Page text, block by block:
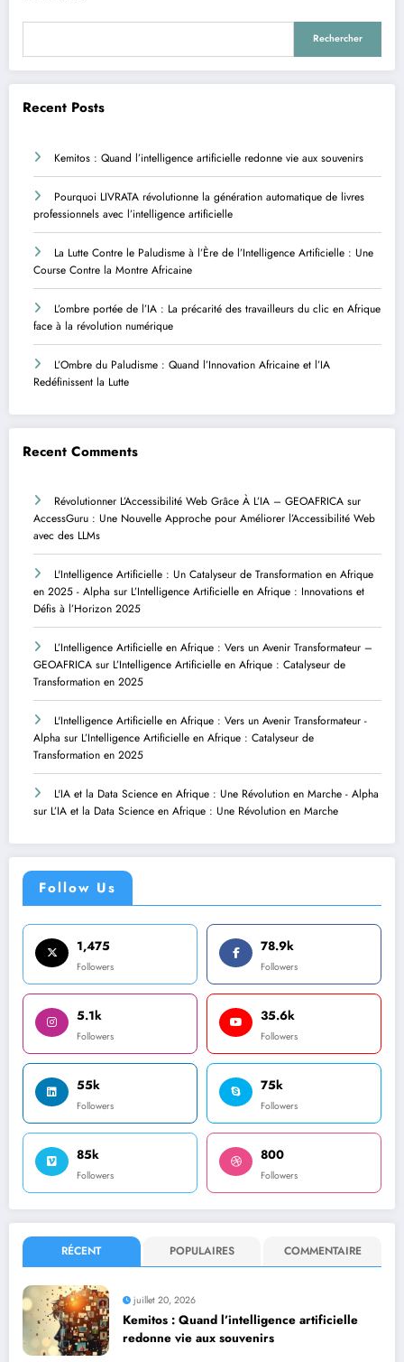
Rechercher
Recent Posts
Kemitos : Quand l’intelligence artificielle redonne vie aux souvenirs
Pourquoi LIVRATA révolutionne la génération automatique de livres
professionnels avec l’intelligence artificielle
La Lutte Contre le Paludisme à l’Ère de l’Intelligence Artificielle : Une
Course Contre la Montre Africaine
L’ombre portée de l’IA : La précarité des travailleurs du clic en Afrique
face à la révolution numérique
L’Ombre du Paludisme : Quand l’Innovation Africaine et l’IA
Redéfinissent la Lutte
Recent Comments
Révolutionner L’Accessibilité Web Grâce À L’IA – GEOAFRICA sur
AccessGuru : Une Nouvelle Approche pour Améliorer l’Accessibilité Web
avec des LLMs
L'Intelligence Artificielle : Un Catalyseur de Transformation en Afrique
en 2025 - Alpha sur L’Intelligence Artificielle en Afrique : Innovations et
Défis à l’Horizon 2025
L’Intelligence Artificielle en Afrique : Vers un Avenir Transformateur –
GEOAFRICA sur L’Intelligence Artificielle en Afrique : Catalyseur de
Transformation en 2025
L'Intelligence Artificielle en Afrique : Vers un Avenir Transformateur -
Alpha sur L’Intelligence Artificielle en Afrique : Catalyseur de
Transformation en 2025
L'IA et la Data Science en Afrique : Une Révolution en Marche - Alpha
sur L’IA et la Data Science en Afrique : Une Révolution en Marche
Follow Us
1,475
Followers
78.9k
Followers
5.1k
Followers
35.6k
Followers
55k
Followers
75k
Followers
85k
Followers
800
Followers
RÉCENT POPULAIRES COMMENTAIRE
juillet 20, 2026
Kemitos : Quand l’intelligence artificielle
redonne vie aux souvenirs